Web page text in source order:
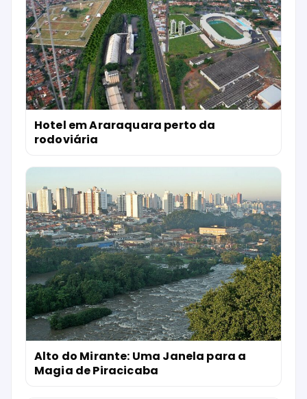
Hotel em Araraquara perto da
rodoviária
Alto do Mirante: Uma Janela para a
Magia de Piracicaba